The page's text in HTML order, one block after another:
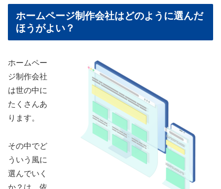
ホームページ制作会社はどのように選んだ
ほうがよい？
ホームペー
ジ制作会社
は世の中に
たくさんあ
ります。
その中でど
ういう風に
選んでいく